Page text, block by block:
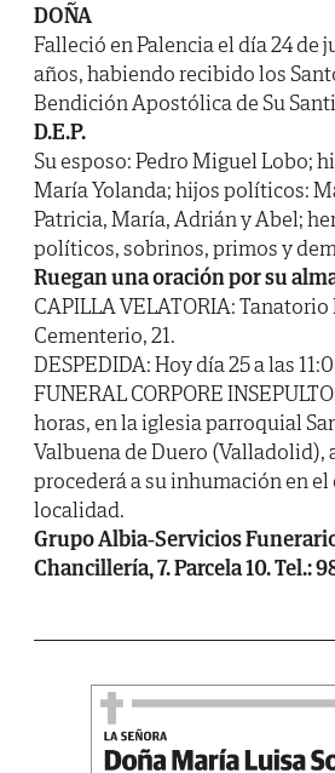
DOÑA
Falleció en Palencia el día 24 de
años, habiendo recibido los
Bendición Apostólica de Su
D.E.P.
Su esposo: Pedro Miguel Lobo;
María Yolanda; hijos políticos:
Patricia, María, Adrián y Abel;
políticos, sobrinos, primos y
Ruegan una oración por su
CAPILLA VELATORIA:
Cementerio, 21.
DESPEDIDA: Hoy día 25 a las
FUNERAL CORPORE
horas, en la iglesia parroquial
Valbuena de Duero (Valladolid),
procederá a su inhumación en
localidad.
Grupo Albia-Servicios
Chancillería, 7. Parcela 10. Tel.: